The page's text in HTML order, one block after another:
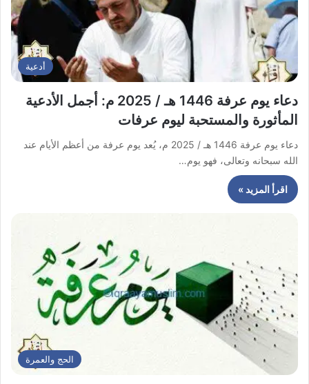
أدعية
دعاء يوم عرفة 1446 هـ / 2025 م: أجمل الأدعية
المأثورة والمستحبة ليوم عرفات
دعاء يوم عرفة 1446 هـ / 2025 م، يُعد يوم عرفة من أعظم الأيام عند
الله سبحانه وتعالى، فهو يوم…
اقرأ المزيد »
الحج والعمرة